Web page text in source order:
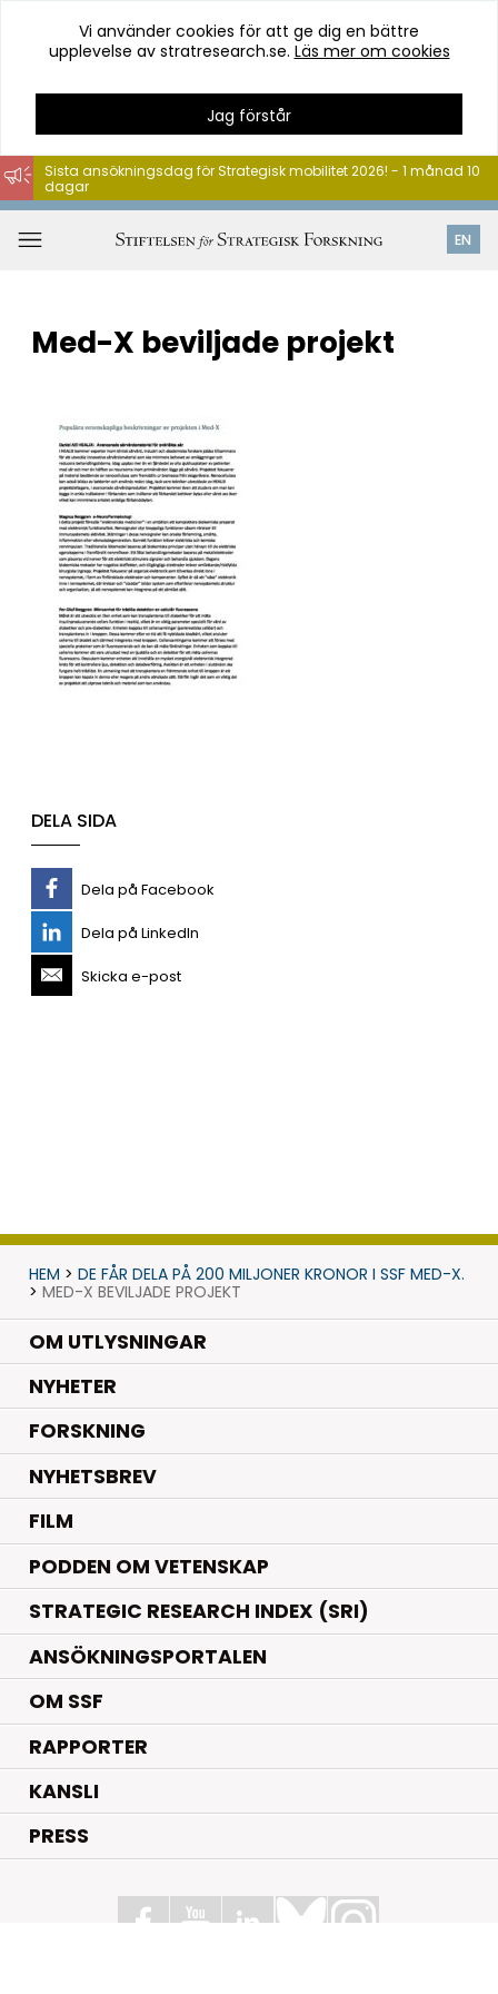
Hoppa
till
innehåll
Vi använder cookies för att ge dig en bättre
upplevelse av stratresearch.se. Läs mer om cookies
Jag förstår
EN
Sista ansökningsdag för Strategisk mobilitet 2026! - 1 månad 10
dagar
Med-X beviljade projekt
DELA SIDA
Dela på Facebook
Dela på LinkedIn
Skicka e-post
HEM > DE FÅR DELA PÅ 200 MILJONER KRONOR I SSF MED-X.
> MED-X BEVILJADE PROJEKT
OM UTLYSNINGAR
NYHETER.
FORSKNING.
NYHETSBREV
FILM
PODDEN OM VETENSKAP
STRATEGIC RESEARCH INDEX (SRI)
ANSÖKNINGSPORTALEN
OM SSF
RAPPORTER
KANSLI
PRESS